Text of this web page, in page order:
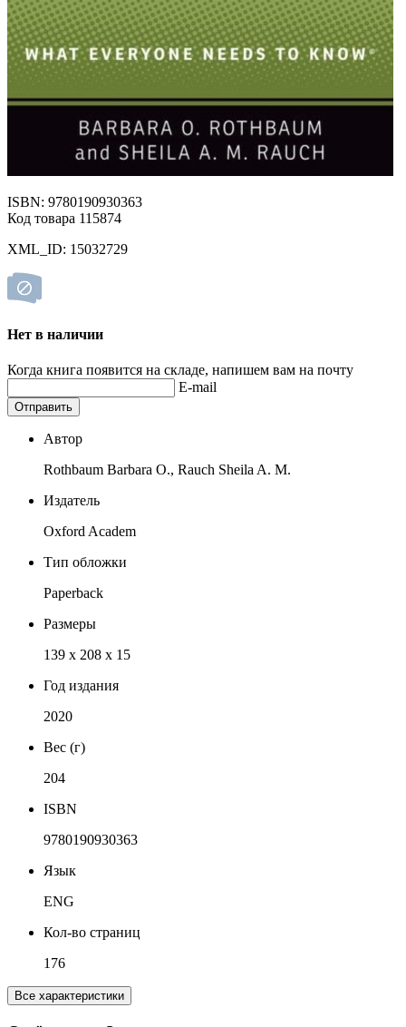
ISBN: 9780190930363
Код товара 115874
XML_ID: 15032729
Нет в наличии
Когда книга появится на складе, напишем вам на почту
E-mail
Отправить
Автор
Rothbaum Barbara O., Rauch Sheila A. M.
Издатель
Oxford Academ
Тип обложки
Paperback
Размеры
139 x 208 x 15
Год издания
2020
Вес (г)
204
ISBN
9780190930363
Язык
ENG
Кол-во страниц
176
Все характеристики